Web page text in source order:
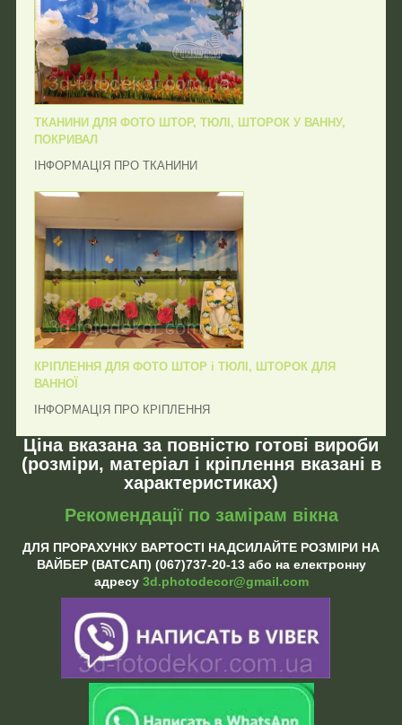
ТКАНИНИ ДЛЯ ФОТО ШТОР, ТЮЛІ, ШТОРОК У ВАННУ,
ПОКРИВАЛ
ІНФОРМАЦІЯ ПРО ТКАНИНИ
КРІПЛЕННЯ ДЛЯ ФОТО ШТОР і ТЮЛІ, ШТОРОК ДЛЯ
ВАННОЇ
ІНФОРМАЦІЯ ПРО КРІПЛЕННЯ
Ціна вказана за повністю готові вироби
(розміри, матеріал і кріплення вказані в
характеристиках)
Рекомендації по замірам вікна
ДЛЯ ПРОРАХУНКУ ВАРТОСТІ НАДСИЛАЙТЕ РОЗМІРИ НА
ВАЙБЕР (ВАТСАП) (067)737-20-13 або на електронну
адресу 3d.photodecor@gmail.com